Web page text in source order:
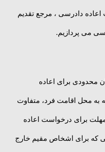
اعاده دادرسی ، مرجع تقدیم
می پردازیم.
محدودی برای اعاده
محل اقامت فرد، متفاوت
برای درخواست اعاده
که برای اشخاص مقیم خارج